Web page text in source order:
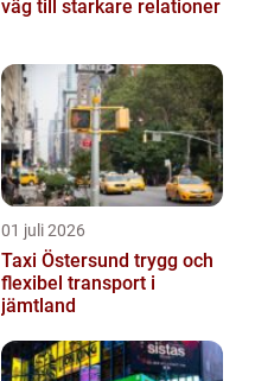
väg till starkare relationer
01 juli 2026
Taxi Östersund trygg och
flexibel transport i
jämtland